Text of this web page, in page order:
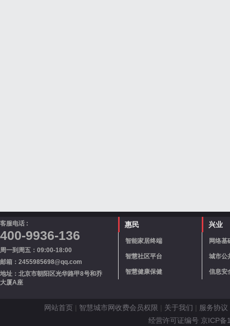
客服电话 :
400-9936-136
周一到周五：09:00-18:00
邮箱：2455985698@qq.com
地址：北京市朝阳区光华路甲8号和乔
大厦A座
惠民
智能家居终端
智慧社区平台
智慧健康保健
兴业
网络基
城市公
信息安
网站首页 | 智慧城市网收费会员权限 | 关于我们 | 服务协议
经营许可证编号 京ICP